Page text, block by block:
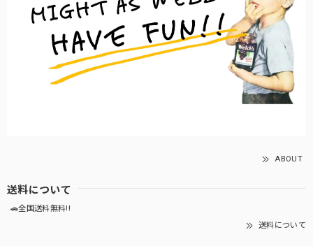
ABOUT
送料について
🚗全国送料無料!!
送料について